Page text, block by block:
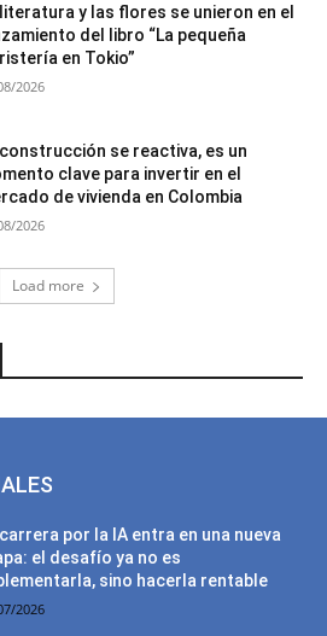
literatura y las flores se unieron en el
del libro “La pequeña
en Tokio”
2026
construcción se reactiva, es un
clave para invertir en el
de vivienda en Colombia
2026
Load more
carrera por la IA entra en una nueva
el desafío ya no es
sino hacerla rentable
2026